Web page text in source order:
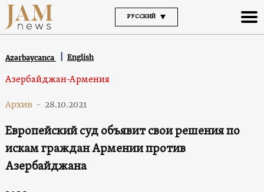
РУССКИЙ
Azərbaycanca English
Азербайджан-Армения
Архив - 28.10.2021
Европейский суд объявит свои решения по
искам граждан Армении против
Азербайджана